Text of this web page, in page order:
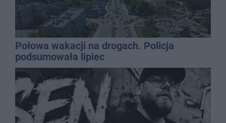
Połowa wakacji na drogach. Policja
podsumowała lipiec